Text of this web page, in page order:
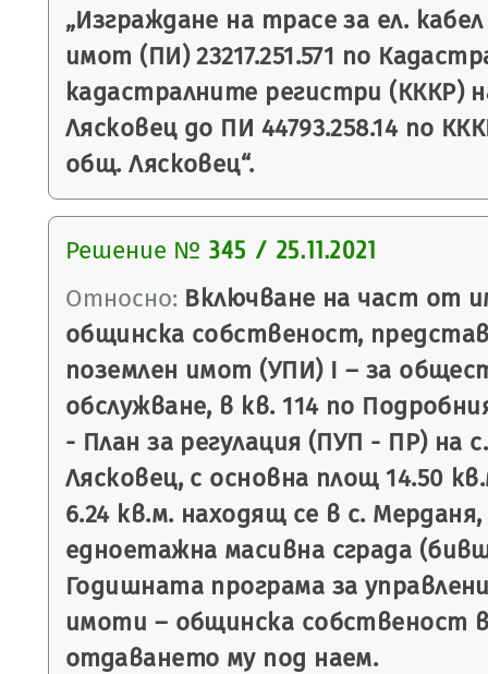
„Изграждане на трасе за ел.
имот (ПИ) 23217.251.571 по
кадастралните регистри (КККР)
Лясковец до ПИ 44793.258.14 по
общ. Лясковец“.
Решение № 345 / 25.11.2021
Относно: Включване на част от
общинска собственост,
поземлен имот (УПИ) І – за
обслужване, в кв. 114 по
- План за регулация (ПУП - ПР) на
Лясковец, с основна площ 14.50
6.24 кв.м. находящ се в с.
едноетажна масивна сграда
Годишната програма за
имоти – общинска собственост
отдаването му под наем.